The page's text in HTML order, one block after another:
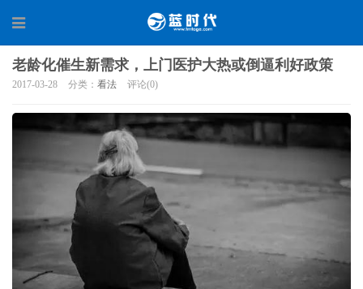
老龄化催生新需求，上门医护大热或倒逼利好政策
2017-03-28 分类： 看法 评论(0)